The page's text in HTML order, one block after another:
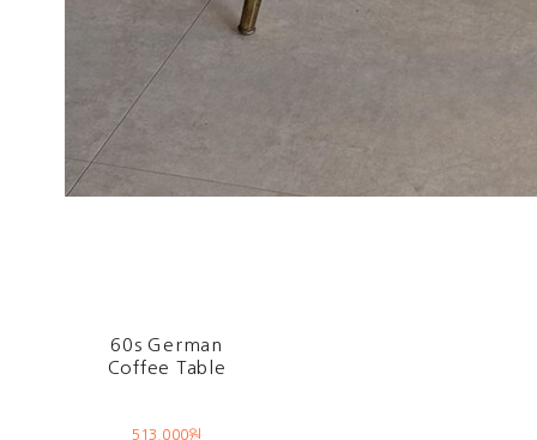
60s German
Coffee Table
513,000원